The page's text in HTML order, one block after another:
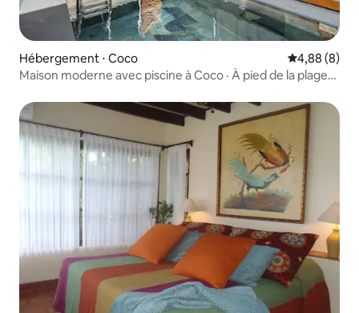
Hébergement ⋅ Coco Évaluation
4,88 (8)
Maison moderne avec piscine à Coco · À pied de la plage